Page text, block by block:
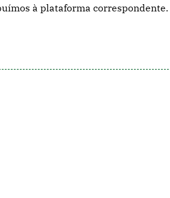
à plataforma correspondente.